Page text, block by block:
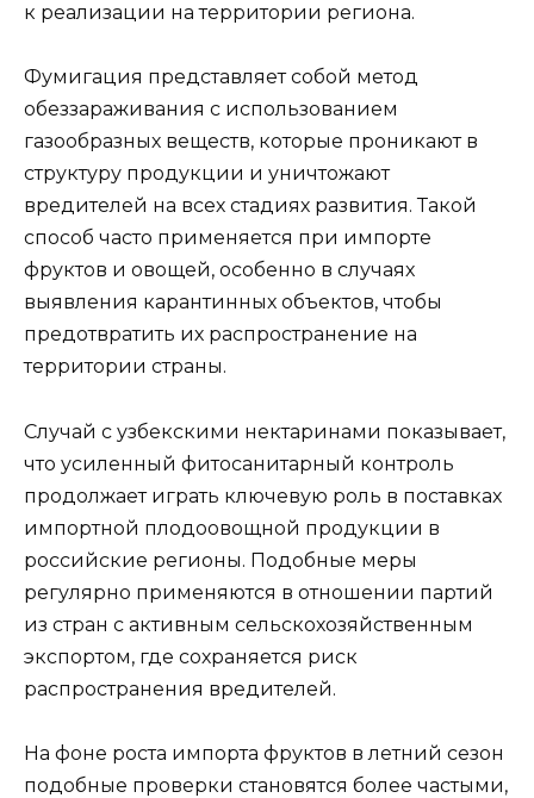
к реализации на территории региона.
Фумигация представляет собой метод
обеззараживания с использованием
газообразных веществ, которые проникают в
структуру продукции и уничтожают
вредителей на всех стадиях развития. Такой
способ часто применяется при импорте
фруктов и овощей, особенно в случаях
выявления карантинных объектов, чтобы
предотвратить их распространение на
территории страны.
Случай с узбекскими нектаринами показывает,
что усиленный фитосанитарный контроль
продолжает играть ключевую роль в поставках
импортной плодоовощной продукции в
российские регионы. Подобные меры
регулярно применяются в отношении партий
из стран с активным сельскохозяйственным
экспортом, где сохраняется риск
распространения вредителей.
На фоне роста импорта фруктов в летний сезон
подобные проверки становятся более частыми,